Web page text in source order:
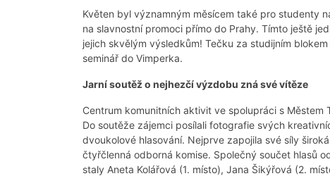
Květen byl významným měsícem také pro studenty
na slavnostní promoci přímo do Prahy. Tímto ještě
jejich skvělým výsledkům! Tečku za studijním
seminář do Vimperka.
Jarní soutěž o nejhezčí výzdobu zná své vítěze
Centrum komunitních aktivit ve spolupráci s
Do soutěže zájemci posílali fotografie svých
dvoukolové hlasování. Nejprve zapojila své síly
čtyřčlenná odborná komise. Společný součet hlasů
staly Aneta Kolářová (1. místo), Jana Šikýřová (2.